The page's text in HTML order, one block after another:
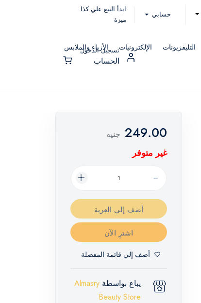
حسابي
ابدأ البيع علي كذا
ميزة
التليفزيونات الإلكترونيات الأزياء والملابس
تسجيل الدخول
الحساب
249.00 جنيه
غير متوفر
أضف إلي العربة
اشترِ الآن
أضف إلي قائمة المفضلة
يباع بواسطة Almasry
Beauty Store